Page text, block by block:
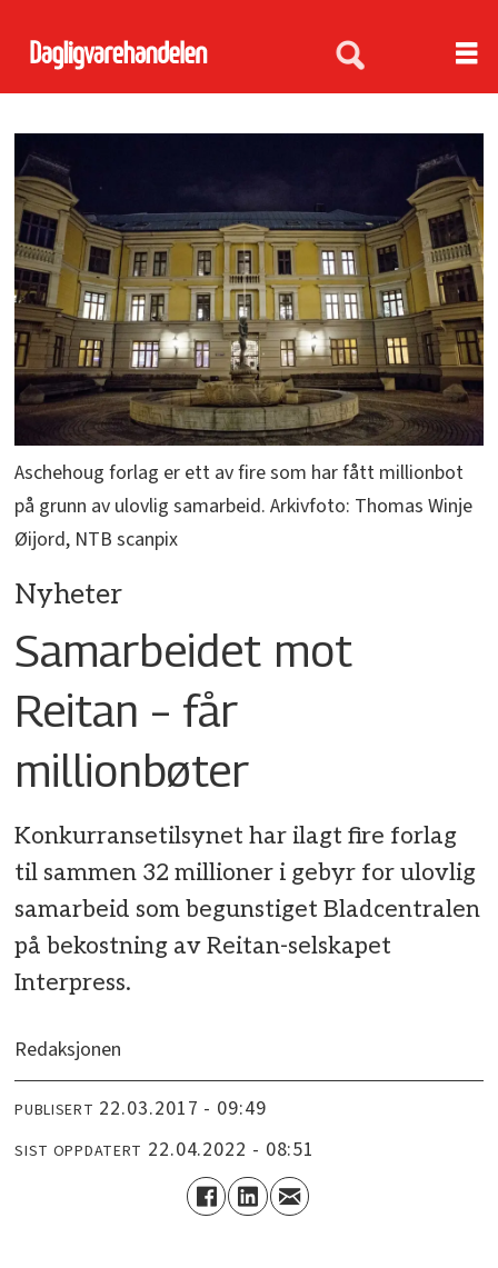
Aschehoug forlag er ett av fire som har fått millionbot
på grunn av ulovlig samarbeid. Arkivfoto: Thomas Winje
Øijord, NTB scanpix
Nyheter
Samarbeidet mot
Reitan – får
millionbøter
Konkurransetilsynet har ilagt fire forlag
til sammen 32 millioner i gebyr for ulovlig
samarbeid som begunstiget Bladcentralen
på bekostning av Reitan-selskapet
Interpress.
Redaksjonen
PUBLISERT 22.03.2017 - 09:49
SIST OPPDATERT 22.04.2022 - 08:51